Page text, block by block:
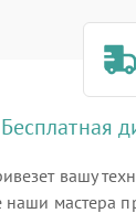
Бесплатная
вашу
наши мастера